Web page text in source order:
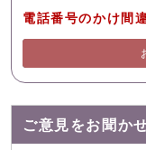
電話番号のかけ間
ご意見をお聞か